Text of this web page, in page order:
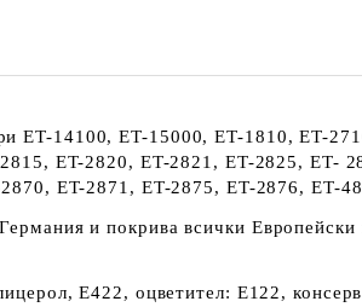
ET-14100, ET-15000, ET-1810, ET-
ET-2820, ET-2821, ET-2825, ET-
ET-2871, ET-2875, ET-2876, ET-
и покрива всички Европейски
E422, оцветител: E122,